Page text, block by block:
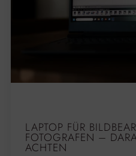
LAPTOP FÜR
FOTOGRAFEN –
ACHTEN